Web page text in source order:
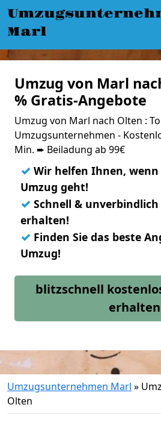
Marl
Umzug von Marl
% Gratis-Angebote
Umzug von Marl nach Olten :
Umzugsunternehmen -
Min. ➨ Beiladung ab 99€
✓ Wir helfen Ihnen,
Umzug geht!
✓ Schnell &
erhalten!
✓ Finden Sie das beste
Umzug!
blitzschnell
erhalten
Umzugsunternehmen Marl »
Olten